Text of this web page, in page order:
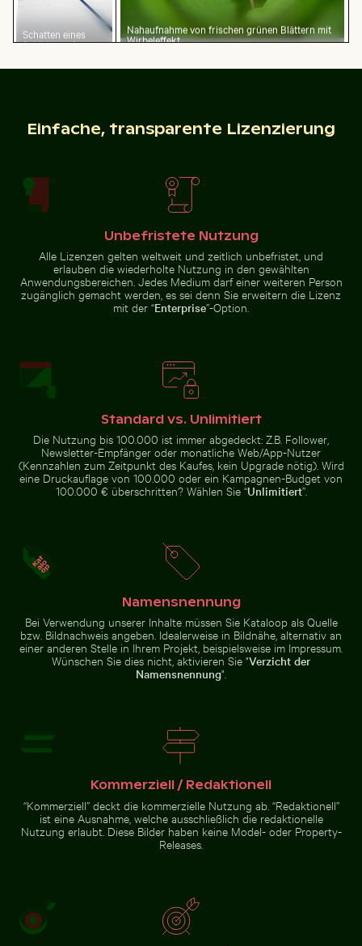
Schatten eines
Schildes auf
Nahaufnahme von frischen grünen Blättern mit
Wirbeleffekt
Menschen genießen den Strand
auf Holbox
Blick auf Joshua-Bäume in
Wüstenlandschaft
Luftaufnahme des Ozeans und der Wolken bei
Luftaufnahme des Ozeans und
der Wolken bei
Sonnenuntergang
Dramatischer Blitzschlag
Dramatischer Blitzschlag über
ländlicher Landschaft
Luftaufnahme von Mandraki auf der Insel Nisyros
Luftaufnahme der West Bay
Skyline in Doha
Flughund im farbenfrohen
Himmel gleitend
Silhouette von Menschen beim Angeln auf einem
Angeln auf einem
Steg bei
Sonnenuntergang
Schöne Sonnenuntergangswolken
Farbtönen
Flugzeugflügel gegen Abendhimmel während des
Flugzeugflügel gegen
Abendhimmel während des
Fluges
Sonnenuntergang über
Sonnenuntergang über
verlassenen Strandliegen
Einfache, transparente Lizenzierung
Unbefristete Nutzung
Alle Lizenzen gelten weltweit und zeitlich unbefristet, und
erlauben die wiederholte Nutzung in den gewählten
Anwendungsbereichen. Jedes Medium darf einer weiteren Person
zugänglich gemacht werden, es sei denn Sie erweitern die Lizenz
mit der “Enterprise”-Option.
Standard vs. Unlimitiert
Die Nutzung bis 100.000 ist immer abgedeckt: Z.B. Follower,
Newsletter-Empfänger oder monatliche Web/App-Nutzer
(Kennzahlen zum Zeitpunkt des Kaufes, kein Upgrade nötig). Wird
eine Druckauflage von 100.000 oder ein Kampagnen-Budget von
100.000 € überschritten? Wählen Sie “Unlimitiert”.
Namensnennung
Bei Verwendung unserer Inhalte müssen Sie Kataloop als Quelle
bzw. Bildnachweis angeben. Idealerweise in Bildnähe, alternativ an
einer anderen Stelle in Ihrem Projekt, beispielsweise im Impressum.
Wünschen Sie dies nicht, aktivieren Sie "Verzicht der
Namensnennung".
Kommerziell / Redaktionell
“Kommerziell” deckt die kommerzielle Nutzung ab. “Redaktionell”
ist eine Ausnahme, welche ausschließlich die redaktionelle
Nutzung erlaubt. Diese Bilder haben keine Model- oder Property-
Releases.